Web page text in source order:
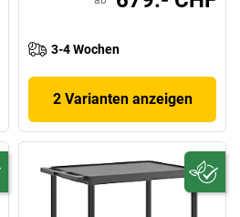
3-4 Wochen
2 Varianten anzeigen